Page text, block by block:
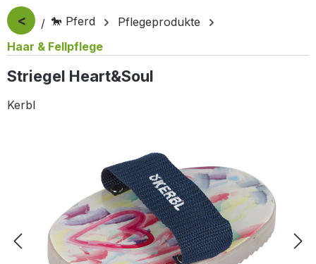
< 🐎 Pferd
Pflegeprodukte
Haar & Fellpflege
Striegel Heart&Soul
Kerbl